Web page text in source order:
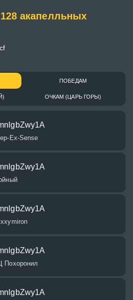
акапелльных
ПОБЕДАМ
ОЧКАМ (ЦАРЬ ГОРЫ)
Ex-Sense
Похоронил